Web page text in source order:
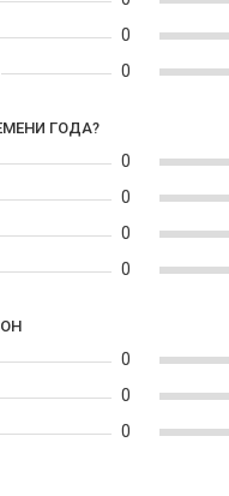
с морскими и
и
носки и
0
0
ГОДА?
0
0
0
0
0
0
0